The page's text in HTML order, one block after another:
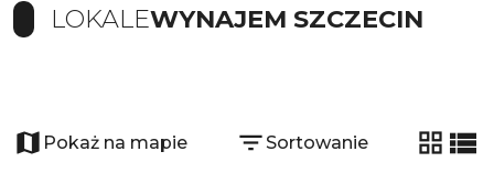
LOKALEWYNAJEM SZCZECIN
−Pokaż na mapie Sortowanie
tabela